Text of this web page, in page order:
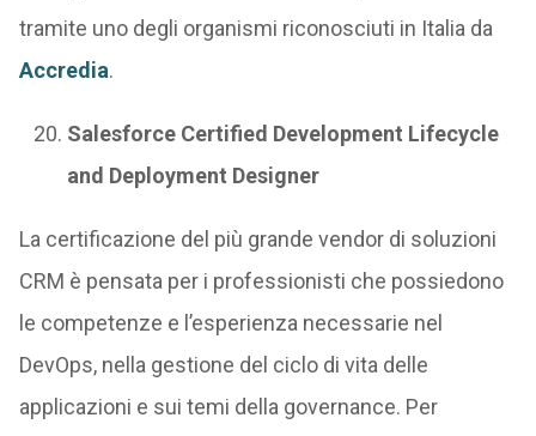
tramite uno degli organismi riconosciuti in Italia da
Accredia.
Salesforce Certified Development Lifecycle
and Deployment Designer
La certificazione del più grande vendor di soluzioni
CRM è pensata per i professionisti che possiedono
le competenze e l’esperienza necessarie nel
DevOps, nella gestione del ciclo di vita delle
applicazioni e sui temi della governance. Per